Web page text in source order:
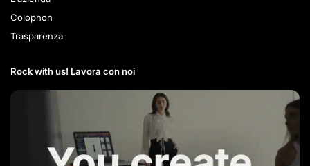
Colophon
Trasparenza
Rock with us! Lavora con noi​